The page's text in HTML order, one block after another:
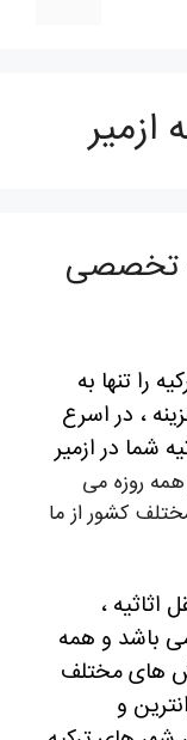
ازمیر
تخصصی
را تنها به
، در اسرع
شما در ازمیر
همه روزه می
کشور از ما
،
باشد و همه
های مختلف
و